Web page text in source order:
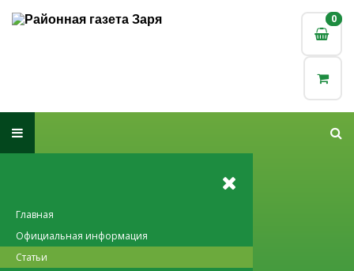
0
0
Главная
Официальная информация
Статьи